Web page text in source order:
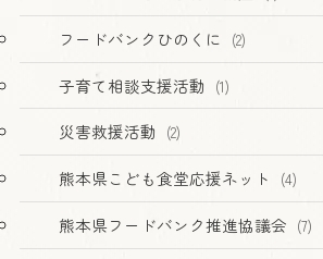
フードバンクひのくに (2)
子育て相談支援活動 (1)
災害救援活動 (2)
熊本県こども食堂応援ネット (4)
熊本県フードバンク推進協議会 (7)